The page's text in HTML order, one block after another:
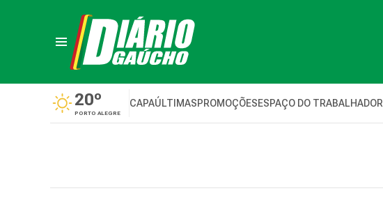
20º
PORTO ALEGRE
CAPAÚLTIMASPROMOÇÕESESPAÇO DO TRABALHADOR